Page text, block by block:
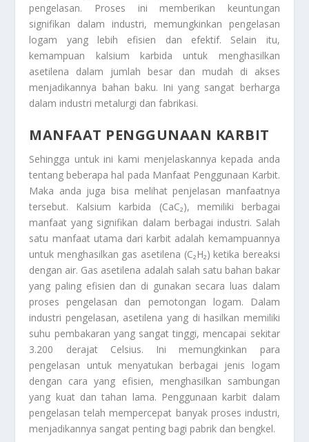
pengelasan. Proses ini memberikan keuntungan
signifikan dalam industri, memungkinkan pengelasan
logam yang lebih efisien dan efektif. Selain itu,
kemampuan kalsium karbida untuk menghasilkan
asetilena dalam jumlah besar dan mudah di akses
menjadikannya bahan baku. Ini yang sangat berharga
dalam industri metalurgi dan fabrikasi.
MANFAAT PENGGUNAAN KARBIT
Sehingga untuk ini kami menjelaskannya kepada anda
tentang beberapa hal pada Manfaat Penggunaan Karbit.
Maka anda juga bisa melihat penjelasan manfaatnya
tersebut. Kalsium karbida (CaC₂), memiliki berbagai
manfaat yang signifikan dalam berbagai industri. Salah
satu manfaat utama dari karbit adalah kemampuannya
untuk menghasilkan gas asetilena (C₂H₂) ketika bereaksi
dengan air. Gas asetilena adalah salah satu bahan bakar
yang paling efisien dan di gunakan secara luas dalam
proses pengelasan dan pemotongan logam. Dalam
industri pengelasan, asetilena yang di hasilkan memiliki
suhu pembakaran yang sangat tinggi, mencapai sekitar
3.200 derajat Celsius. Ini memungkinkan para
pengelasan untuk menyatukan berbagai jenis logam
dengan cara yang efisien, menghasilkan sambungan
yang kuat dan tahan lama. Penggunaan karbit dalam
pengelasan telah mempercepat banyak proses industri,
menjadikannya sangat penting bagi pabrik dan bengkel.